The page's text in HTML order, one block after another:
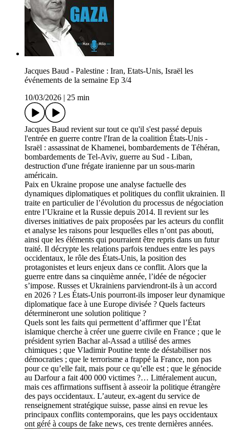
Jacques Baud - Palestine : Iran, Etats-Unis, Israël les
événements de la semaine Ep 3/4
10/03/2026
25 min
Jacques Baud revient sur tout ce qu'il s'est passé depuis
l'entrée en guerre contre l'Iran de la coalition États-Unis -
Israël : assassinat de Khamenei, bombardements de Téhéran,
bombardements de Tel-Aviv, guerre au Sud - Liban,
destruction d'une frégate iranienne par un sous-marin
américain.
Paix en Ukraine propose une analyse factuelle des
dynamiques diplomatiques et politiques du conflit ukrainien. Il
traite en particulier de l’évolution du processus de négociation
entre l’Ukraine et la Russie depuis 2014. Il revient sur les
diverses initiatives de paix proposées par les acteurs du conflit
et analyse les raisons pour lesquelles elles n’ont pas abouti,
ainsi que les éléments qui pourraient être repris dans un futur
traité. Il décrypte les relations parfois tendues entre les pays
occidentaux, le rôle des États-Unis, la position des
protagonistes et leurs enjeux dans ce conflit. Alors que la
guerre entre dans sa cinquième année, l’idée de négocier
s’impose. Russes et Ukrainiens parviendront-ils à un accord
en 2026 ? Les États-Unis pourront-ils imposer leur dynamique
diplomatique face à une Europe divisée ? Quels facteurs
détermineront une solution politique ?
Quels sont les faits qui permettent d’affirmer que l’État
islamique cherche à créer une guerre civile en France ; que le
président syrien Bachar al-Assad a utilisé des armes
chimiques ; que Vladimir Poutine tente de déstabiliser nos
démocraties ; que le terrorisme a frappé la France, non pas
pour ce qu’elle fait, mais pour ce qu’elle est ; que le génocide
au Darfour a fait 400 000 victimes ?… Littéralement aucun,
mais ces affirmations suffisent à asseoir la politique étrangère
des pays occidentaux. L’auteur, ex-agent du service de
renseignement stratégique suisse, passe ainsi en revue les
principaux conflits contemporains, que les pays occidentaux
ont géré à coups de fake news, ces trente dernières années.